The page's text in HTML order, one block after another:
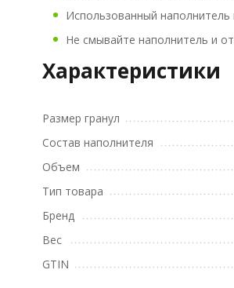
Использованный
Не смывайте наполнитель и
Характеристики
Размер гранул
Состав наполнителя
Объем
Тип товара
Бренд
Вес
GTIN